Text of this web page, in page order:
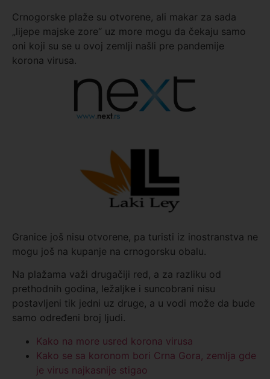
Crnogorske plaže su otvorene, ali makar za sada
„lijepe majske zore“ uz more mogu da čekaju samo
oni koji su se u ovoj zemlji našli pre pandemije
korona virusa.
Granice još nisu otvorene, pa turisti iz inostranstva ne
mogu još na kupanje na crnogorsku obalu.
Na plažama važi drugačiji red, a za razliku od
prethodnih godina, ležaljke i suncobrani nisu
postavljeni tik jedni uz druge, a u vodi može da bude
samo određeni broj ljudi.
Kako na more usred korona virusa
Kako se sa koronom bori Crna Gora, zemlja gde
je virus najkasnije stigao